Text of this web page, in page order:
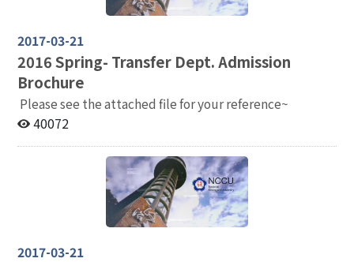
2017-03-21
2016Spring- Transfer Dept. Admission
Brochure
Please see the attached file for your reference~
40072
2017-03-21